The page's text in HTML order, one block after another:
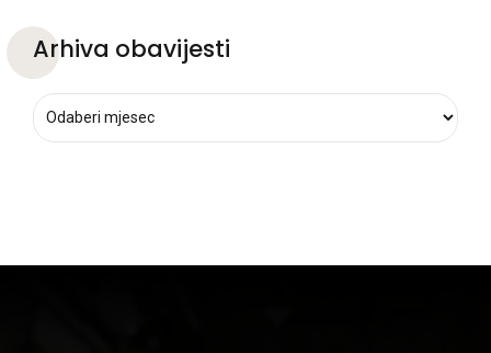
Arhiva obavijesti